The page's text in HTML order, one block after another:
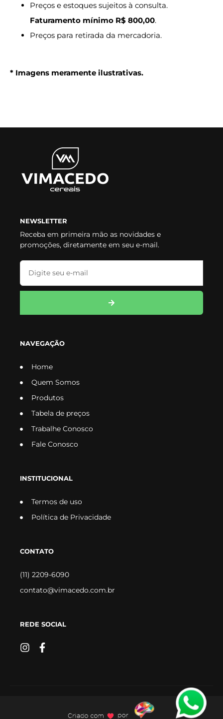
Preços e estoques sujeitos à consulta.
Faturamento mínimo R$ 800,00.
Preços para retirada da mercadoria.
* Imagens meramente ilustrativas.
NEWSLETTER
Receba em primeira mão as novidades e
promoções, diretamente em seu e-mail.
NAVEGAÇÃO
Home
Quem Somos
Produtos
Tabela de preços
Trabalhe Conosco
Fale Conosco
INSTITUCIONAL
Termos de uso
Política de Privacidade
CONTATO
(11) 2209-6090
contato@vimacedo.com.br
REDE SOCIAL